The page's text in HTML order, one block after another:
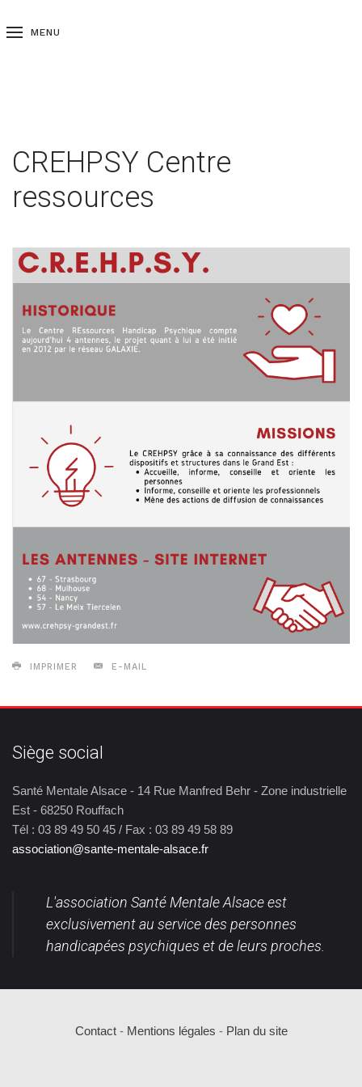
MENU
CREHPSY Centre
ressources
IMPRIMER E-MAIL
Siège social
Santé Mentale Alsace - 14 Rue Manfred Behr - Zone industrielle
Est - 68250 Rouffach
Tél : 03 89 49 50 45 / Fax : 03 89 49 58 89
association@sante-mentale-alsace.fr
L'association Santé Mentale Alsace est
exclusivement au service des personnes
handicapées psychiques et de leurs proches.
Contact- Mentions légales - Plan du site